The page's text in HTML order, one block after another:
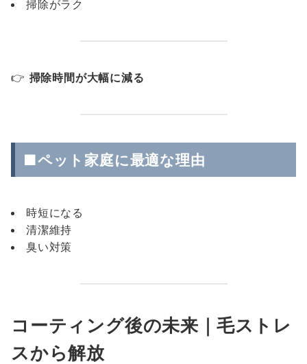
掃除がラク
👉 掃除時間が大幅に減る
■ペット家庭に最適な理由
時短になる
清潔維持
臭い対策
コーティング後の未来｜毛ストレ
スから解放